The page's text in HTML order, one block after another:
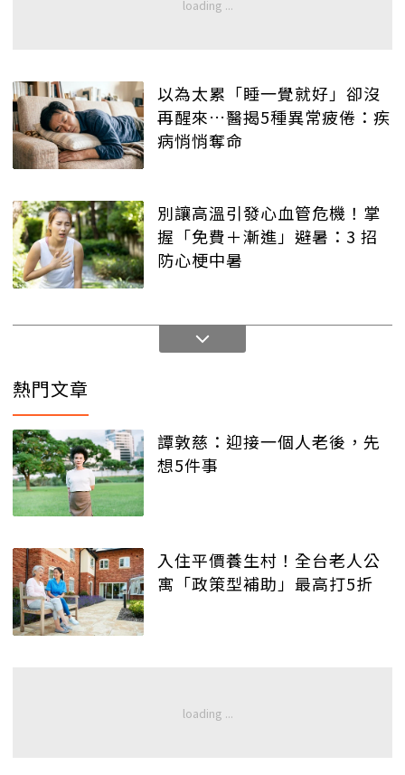
以為太累「睡一覺就好」卻沒
再醒來…醫揭5種異常疲倦：疾
病悄悄奪命
別讓高溫引發心血管危機！掌
握「免費＋漸進」避暑：3 招
防心梗中暑
熱門文章
譚敦慈：迎接一個人老後，先
想5件事
入住平價養生村！全台老人公
寓「政策型補助」最高打5折